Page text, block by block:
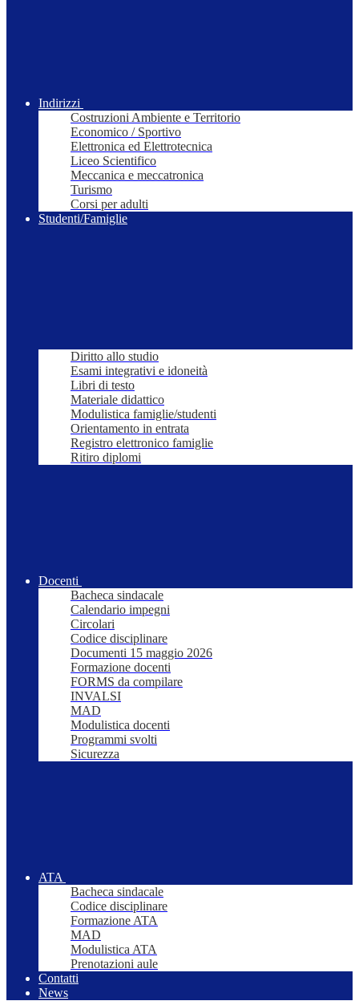
Indirizzi
Costruzioni Ambiente e Territorio
Economico / Sportivo
Elettronica ed Elettrotecnica
Liceo Scientifico
Meccanica e meccatronica
Turismo
Corsi per adulti
Studenti/Famiglie
Diritto allo studio
Esami integrativi e idoneità
Libri di testo
Materiale didattico
Modulistica famiglie/studenti
Orientamento in entrata
Registro elettronico famiglie
Ritiro diplomi
Docenti
Bacheca sindacale
Calendario impegni
Circolari
Codice disciplinare
Documenti 15 maggio 2026
Formazione docenti
FORMS da compilare
INVALSI
MAD
Modulistica docenti
Programmi svolti
Sicurezza
ATA
Bacheca sindacale
Codice disciplinare
Formazione ATA
MAD
Modulistica ATA
Prenotazioni aule
Contatti
News